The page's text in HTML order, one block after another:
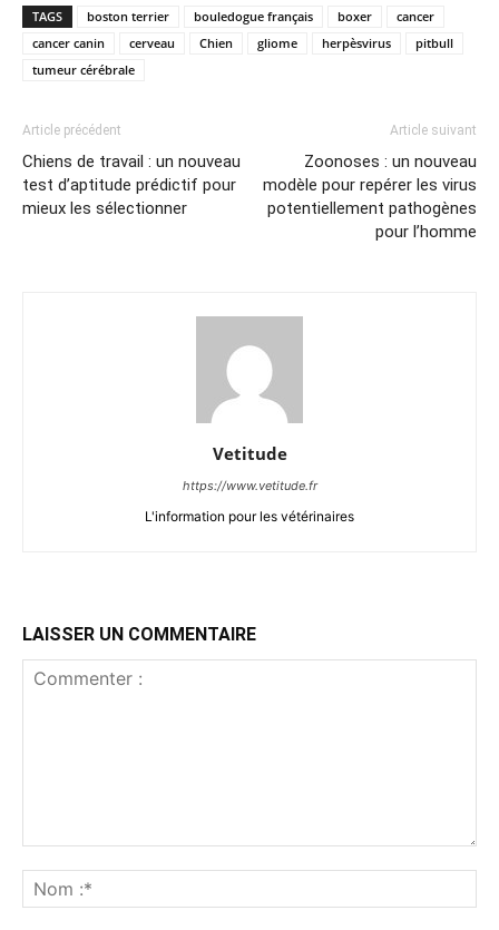
TAGS boston terrier bouledogue français boxer
cancer
cancer canin
cerveau Chien gliome herpèsvirus
pitbull
tumeur cérébrale
Article précédent
Chiens de travail : un nouveau
test d’aptitude prédictif pour
mieux les sélectionner
Article suivant
Zoonoses : un nouveau
modèle pour repérer les virus
potentiellement pathogènes
pour l’homme
Vetitude
https://www.vetitude.fr
L'information pour les vétérinaires
LAISSER UN COMMENTAIRE